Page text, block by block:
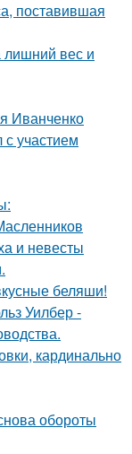
поставившая
лишний вес и
Иванченко
участием
и невесты
беляши!
Уилбер -
кардинально
обороты